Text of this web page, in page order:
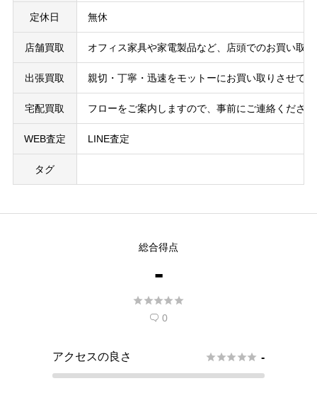
定休日 無休
店舗買取 オフィス家具や家電製品など、店頭でのお買い取
出張買取 親切・丁寧・迅速をモットーにお買い取りさせて
宅配買取 フローをご案内しますので、事前にご連絡くださ
WEB査定 LINE査定
タグ
総合得点
-

 0
アクセスの良さ  -